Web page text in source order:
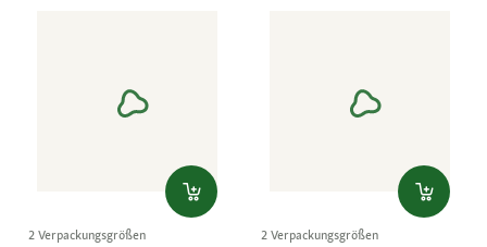
2 Verpackungsgrößen 2 Verpackungsgrößen